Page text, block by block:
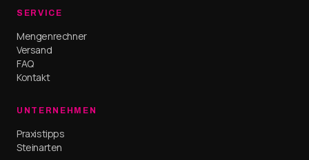
SERVICE
Mengenrechner
Versand
FAQ
Kontakt
UNTERNEHMEN
Praxistipps
Steinarten